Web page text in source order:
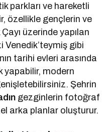
parkları ve hareketli
özellikle gençlerin ve
üzerinde yapılan
Venedik’teymiş gibi
tarihi evleri arasında
yapabilir, modern
Şehrin
gezginlerin fotoğraf
arka planlar oluşturur.